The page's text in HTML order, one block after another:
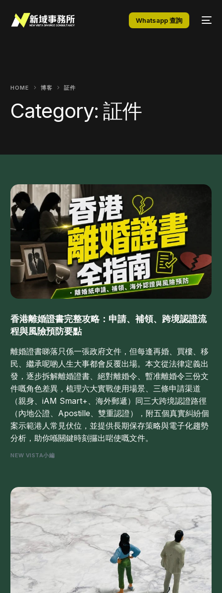
Whatsapp 查詢
HOME 博客 証件
Category:証件
香港離婚證書完整攻略：申請、補領、跨境認證流
程與風險預防要點
離婚證書睇落只係一張政府文件，但每逢再婚、買樓、移
民、繼承呢啲人生大事都會反覆出場。本文從法律定義出
發，逐步拆解離婚證書、絕對離婚令、暫准離婚令三份文
件嘅角色差異，梳理六大實戰使用場景、三條申請渠道
（親身、iAM Smart+、海外郵遞）同三大跨境認證路徑
（內地公證、Apostille、雙重認證），附五個真實糾紛個
案示範港人常見伏位，並提供長期保存策略與電子化趨勢
分析，助你喺關鍵時刻攞出啱使嘅文件。
NEW VISTA小編